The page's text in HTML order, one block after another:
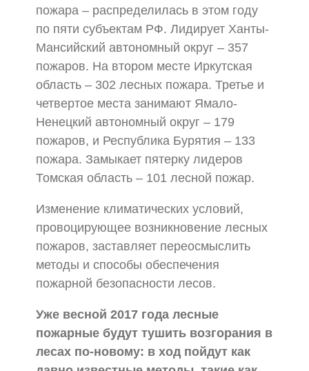
пожара – распределилась в этом году
по пяти субъектам РФ. Лидирует Ханты-
Мансийский автономный округ – 357
пожаров. На втором месте Иркутская
область – 302 лесных пожара. Третье и
четвертое места занимают Ямало-
Ненецкий автономный округ – 179
пожаров, и Республика Бурятия – 133
пожара. Замыкает пятерку лидеров
Томская область – 101 лесной пожар.
Изменение климатических условий,
провоцирующее возникновение лесных
пожаров, заставляет переосмыслить
методы и способы обеспечения
пожарной безопасности лесов.
Уже весной 2017 года лесные
пожарные будут тушить возгорания в
лесах по-новому: в ход пойдут как